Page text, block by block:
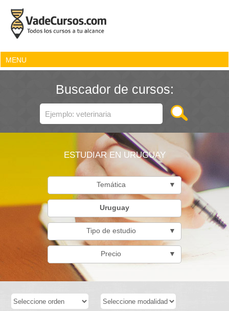
MENU
Buscador de cursos:
ESTUDIAR EN URUGUAY
Temática ▼
Uruguay
Tipo de estudio ▼
Precio ▼